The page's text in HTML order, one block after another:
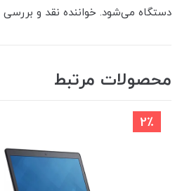
دستگاه می‌شود. خواننده نقد و
محصولات مرتبط
2٪